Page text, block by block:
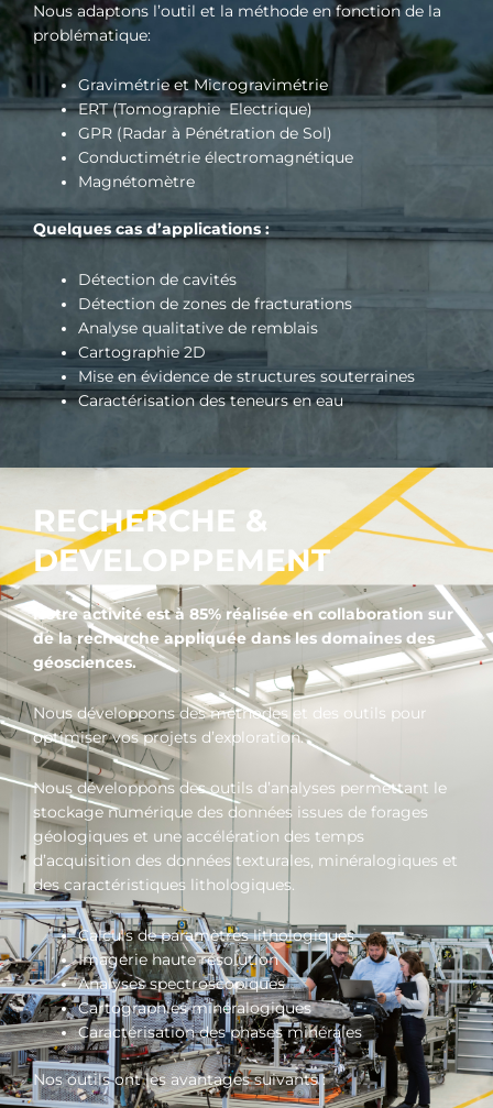
Nous adaptons l’outil et la méthode en fonction de la
problématique:
Gravimétrie et Microgravimétrie
ERT (Tomographie Electrique)
GPR (Radar à Pénétration de Sol)
Conductimétrie électromagnétique
Magnétomètre
Quelques cas d’applications :
Détection de cavités
Détection de zones de fracturations
Analyse qualitative de remblais
Cartographie 2D
Mise en évidence de structures souterraines
Caractérisation des teneurs en eau
RECHERCHE &
DEVELOPPEMENT
Notre activité est à 85% réaliséeen collaboration sur
de la recherche appliquée dans les domaines des
géosciences.
Nous développons des méthodes et des outils pour
optimiser vos projets d’exploration.
Nous développons des outils d’analyses permettant le
stockage numérique des données issues de forages
géologiques et une accélération des temps
d’acquisition des données texturales, minéralogiques et
des caractéristiques lithologiques.
Calculs de paramètres lithologiques
Imagerie haute résolution
Analyses spectroscopiques
Cartographies minéralogiques
Caractérisation des phases minérales
Nos outils ont les avantages suivants :